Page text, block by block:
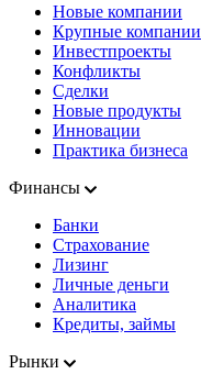
Новые компании
Крупные компании
Инвестпроекты
Конфликты
Сделки
Новые продукты
Инновации
Практика бизнеса
Финансы
Банки
Страхование
Лизинг
Личные деньги
Аналитика
Кредиты, займы
Рынки